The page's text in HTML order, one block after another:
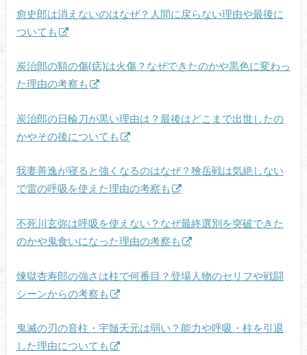
愈史郎は消えないのはなぜ？人間に戻らない理由や最後に
ついても
炭治郎の額の傷(痣)は火傷？なぜできたのかや黒色に変わっ
た理由の考察も
炭治郎の日輪刀が黒い理由は？最後はどこまで出世したの
かやその後についても
我妻善逸が寝ると強くなるのはなぜ？獪岳戦は気絶しない
で雷の呼吸を使えた理由の考察も
不死川玄弥は呼吸を使えない？なぜ最終選別を突破できた
のかや鬼食いになった理由の考察も
煉獄杏寿郎の強さは柱で何番目？登場人物のセリフや戦闘
シーンからの考察も
鬼滅の刃の音柱・宇髄天元は弱い？能力や呼吸・柱を引退
した理由についても